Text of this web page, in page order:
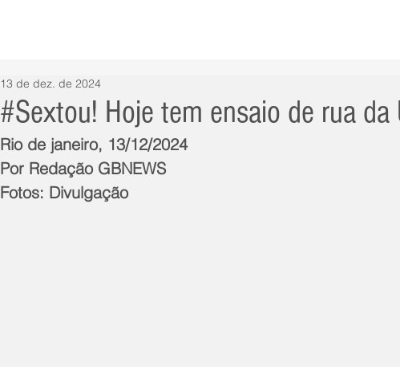
#Sextou! Hoje tem ensaio de rua da
13 de dez. de 2024
Rio de janeiro, 13/12/2024
Por Redação GBNEWS
Fotos: Divulgação